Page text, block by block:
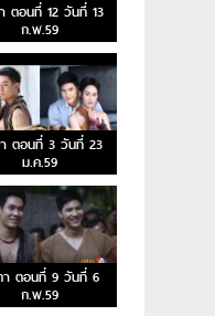
ตอนที่ 12 วันที่ 13
ก.พ.59
ตอนที่ 3 วันที่ 23
ม.ค.59
า ตอนที่ 9 วันที่ 6
ก.พ.59